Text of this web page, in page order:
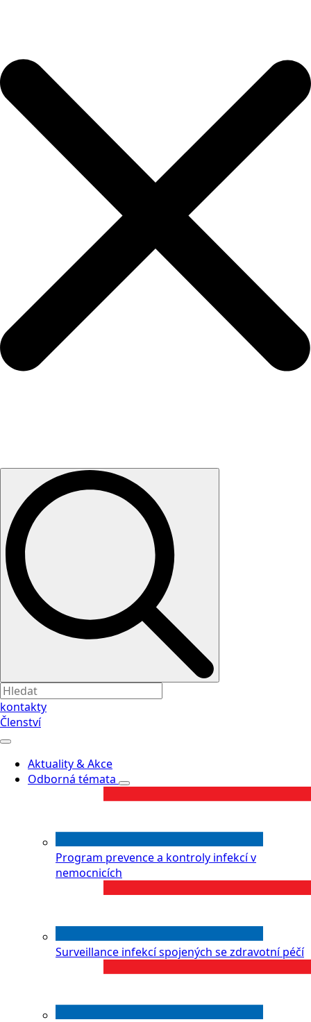
kontakty
Členství
Aktuality & Akce
Odborná témata
Program prevence a kontroly infekcí v
nemocnicích
Surveillance infekcí spojených se zdravotní péčí